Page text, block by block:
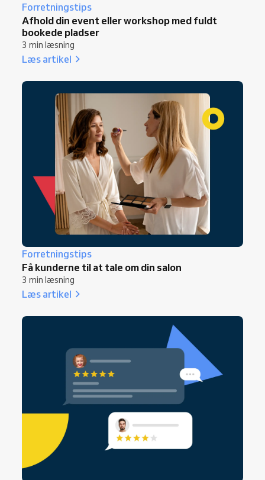
Forretningstips
Afhold din event eller workshop med fuldt
bookede pladser
3 min læsning
Læs artikel
Forretningstips
Få kunderne til at tale om din salon
3 min læsning
Læs artikel